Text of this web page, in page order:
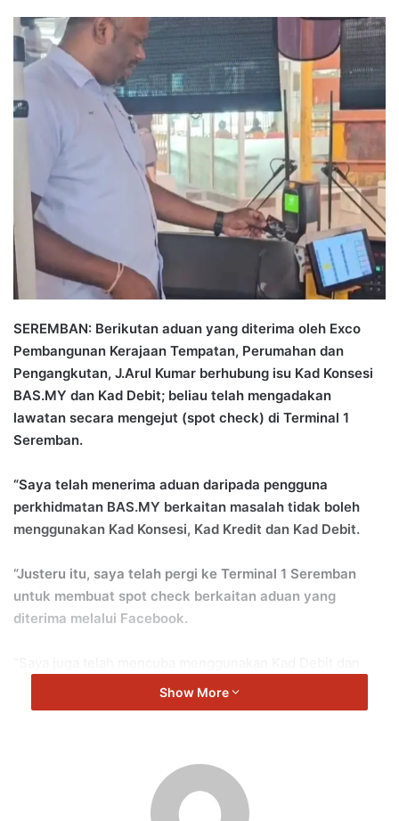
n
e
m
SEREMBAN: Berikutan aduan yang diterima oleh Exco
Pembangunan Kerajaan Tempatan, Perumahan dan
Pengangkutan, J.Arul Kumar berhubung isu Kad Konsesi
BAS.MY dan Kad Debit; beliau telah mengadakan
lawatan secara mengejut (spot check) di Terminal 1
Seremban.
“Saya telah menerima aduan daripada pengguna
perkhidmatan BAS.MY berkaitan masalah tidak boleh
menggunakan Kad Konsesi, Kad Kredit dan Kad Debit.
“Justeru itu, saya telah pergi ke Terminal 1 Seremban
untuk membuat spot check berkaitan aduan yang
diterima melalui Facebook.
Kad Konsesi BAS.MY di dalam beberapa bas di Terminal 1.
“Tetapi ada juga beberapa bas mempunyai masalah dalam
Show More